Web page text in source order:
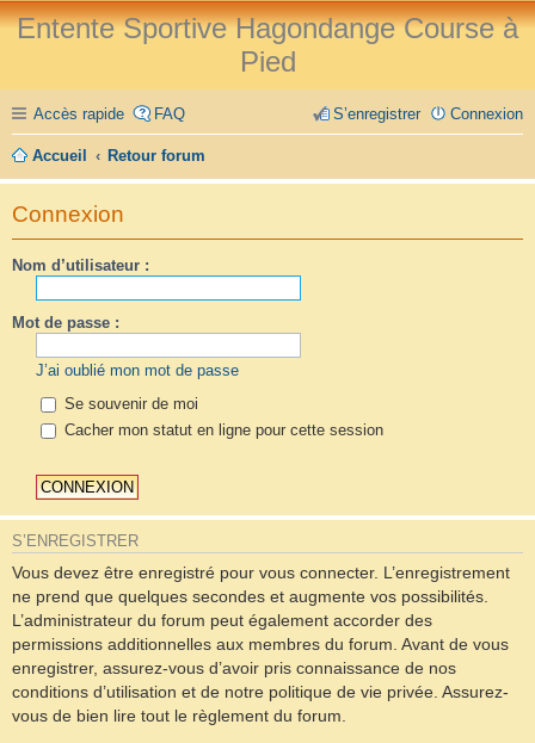
Entente Sportive Hagondange Course à
Pied
Accès rapide FAQ Connexion
S’enregistrer
Accueil Retour forum
Connexion
Nom d’utilisateur :
Mot de passe :
J’ai oublié mon mot de passe
Se souvenir de moi
Cacher mon statut en ligne pour cette session
S’ENREGISTRER
Vous devez être enregistré pour vous connecter. L’enregistrement
ne prend que quelques secondes et augmente vos possibilités.
L’administrateur du forum peut également accorder des
permissions additionnelles aux membres du forum. Avant de vous
enregistrer, assurez-vous d’avoir pris connaissance de nos
conditions d’utilisation et de notre politique de vie privée. Assurez-
vous de bien lire tout le règlement du forum.